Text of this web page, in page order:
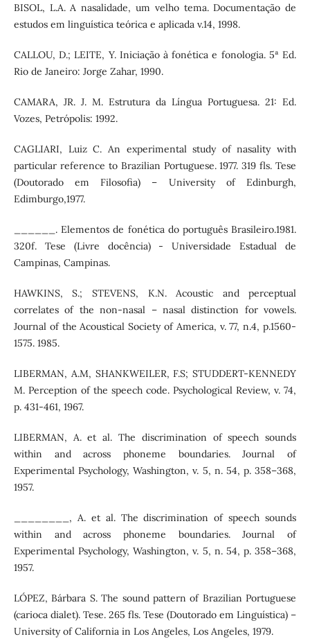
BISOL, L.A. A nasalidade, um velho tema. Documentação de
estudos em linguística teórica e aplicada v.14, 1998.
CALLOU, D.; LEITE, Y. Iniciação à fonética e fonologia. 5ª Ed.
Rio de Janeiro: Jorge Zahar, 1990.
CAMARA, JR. J. M. Estrutura da Língua Portuguesa. 21: Ed.
Vozes, Petrópolis: 1992.
CAGLIARI, Luiz C. An experimental study of nasality with
particular reference to Brazilian Portuguese. 1977. 319 fls. Tese
(Doutorado em Filosofia) – University of Edinburgh,
Edimburgo,1977.
______. Elementos de fonética do português Brasileiro.1981.
320f. Tese (Livre docência) - Universidade Estadual de
Campinas, Campinas.
HAWKINS, S.; STEVENS, K.N. Acoustic and perceptual
correlates of the non-nasal – nasal distinction for vowels.
Journal of the Acoustical Society of America, v. 77, n.4, p.1560-
1575. 1985.
LIBERMAN, A.M, SHANKWEILER, F.S; STUDDERT-KENNEDY
M. Perception of the speech code. Psychological Review, v. 74,
p. 431-461, 1967.
LIBERMAN, A. et al. The discrimination of speech sounds
within and across phoneme boundaries. Journal of
Experimental Psychology, Washington, v. 5, n. 54, p. 358–368,
1957.
________, A. et al. The discrimination of speech sounds
within and across phoneme boundaries. Journal of
Experimental Psychology, Washington, v. 5, n. 54, p. 358–368,
1957.
LÓPEZ, Bárbara S. The sound pattern of Brazilian Portuguese
(carioca dialet). Tese. 265 fls. Tese (Doutorado em Linguística) –
University of California in Los Angeles, Los Angeles, 1979.